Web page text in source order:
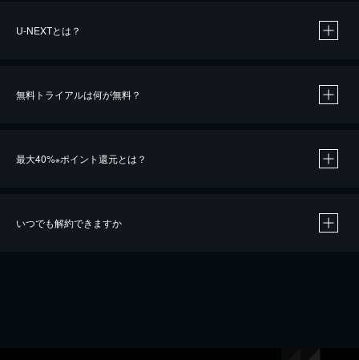
U-NEXTとは？
無料トライアルは何が無料？
最大40%※ポイント還元とは？
いつでも解約できますか